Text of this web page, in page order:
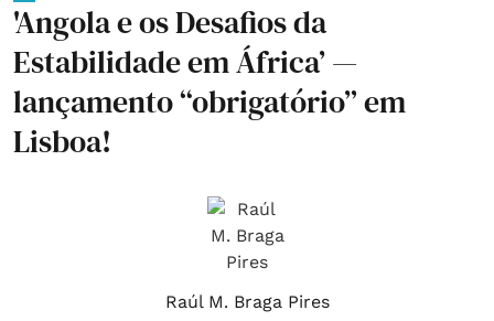
'Angola e os Desafios da
Estabilidade em África’ —
lançamento “obrigatório” em
Lisboa!
Raúl M. Braga Pires